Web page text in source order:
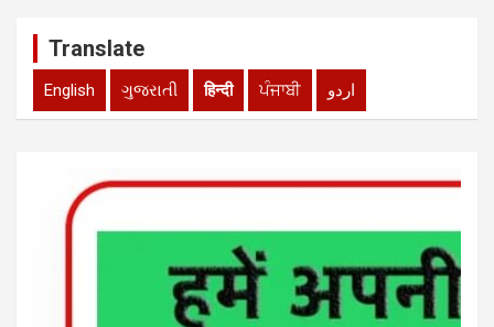
Translate
English ગુજરાતી हिन्दी ਪੰਜਾਬੀ اردو